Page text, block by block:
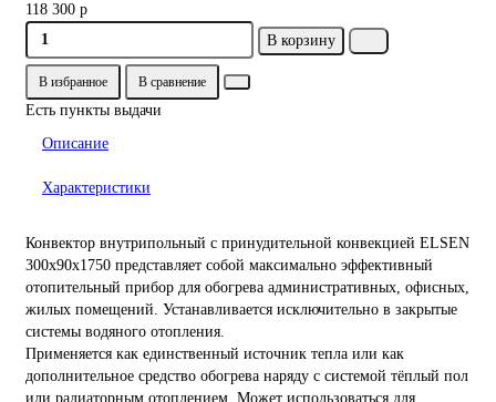
118 300 р
В корзину
В избранное В сравнение
Есть пункты выдачи
Описание
Характеристики
Конвектор внутрипольный с принудительной конвекцией ELSEN
300х90х1750 представляет собой максимально эффективный
отопительный прибор для обогрева административных, офисных,
жилых помещений. Устанавливается исключительно в закрытые
системы водяного отопления.
Применяется как единственный источник тепла или как
дополнительное средство обогрева наряду с системой тёплый пол
или радиаторным отоплением. Может использоваться для